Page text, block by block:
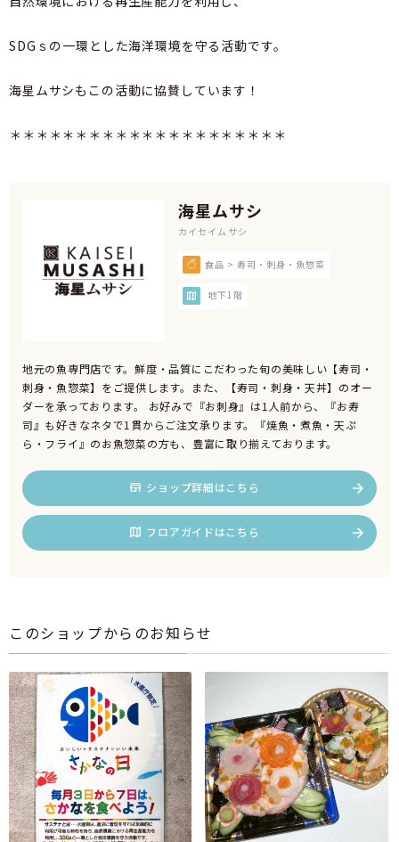
SDGｓの一環とした海洋環境を守る活動です。
海星ムサシもこの活動に協賛しています！
＊＊＊＊＊＊＊＊＊＊＊＊＊＊＊＊＊＊＊＊＊
海星ムサシ
カイセイムサシ
食品 > 寿司・刺身・魚惣菜
地下1階
地元の魚専門店です。鮮度・品質にこだわった旬の美味しい【寿司・
刺身・魚惣菜】をご提供します。また、【寿司・刺身・天丼】のオー
ダーを承っております。 お好みで『お刺身』は1人前から、『お寿
司』も好きなネタで1貫からご注文承ります。『焼魚・煮魚・天ぷ
ら・フライ』のお魚惣菜の方も、豊富に取り揃えております。
ショップ詳細はこちら
フロアガイドはこちら
このショップからのお知らせ